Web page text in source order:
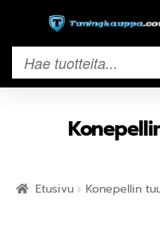
Etusivu Konepellin